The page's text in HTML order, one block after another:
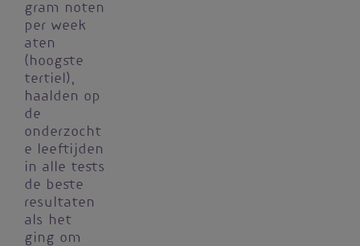
gram noten
per week
aten
(hoogste
tertiel),
haalden op
de
onderzocht
e leeftijden
in alle tests
de beste
resultaten
als het
ging om